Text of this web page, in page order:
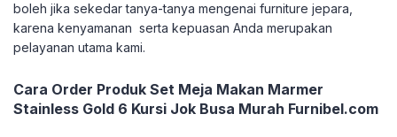
boleh jika sekedar tanya-tanya mengenai furniture jepara,
karena kenyamanan serta kepuasan Anda merupakan
pelayanan utama kami.
Cara Order Produk Set Meja Makan Marmer
Stainless Gold 6 Kursi Jok Busa Murah Furnibel.com